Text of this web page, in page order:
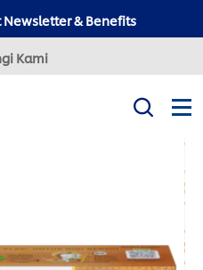
Newsletter & Benefits
Kami